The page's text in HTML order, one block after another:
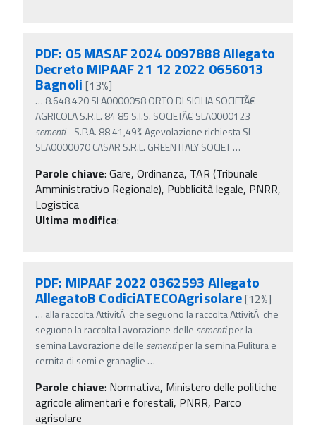
PDF: 05 MASAF 2024 0097888 Allegato
Decreto MIPAAF 21 12 2022 0656013
Bagnoli [13%]
… 8.648.420 SLA0000058 ORTO DI SICILIA SOCIETÃ€
AGRICOLA S.R.L. 84 85 S.I.S. SOCIETÃ€ SLA0000123
sementi- S.P.A. 88 41,49% Agevolazione richiesta SI
SLA0000070 CASAR S.R.L. GREEN ITALY SOCIET…
Parole chiave: Gare, Ordinanza, TAR (Tribunale
Amministrativo Regionale), Pubblicità legale, PNRR,
Logistica
Ultima modifica:
PDF: MIPAAF 2022 0362593 Allegato
AllegatoB CodiciATECOAgrisolare[12%]
… alla raccolta AttivitÃ che seguono la raccolta AttivitÃ che
seguono la raccolta Lavorazione delle sementiper la
semina Lavorazione delle sementiper la semina Pulitura e
cernita di semi e granaglie …
Parole chiave: Normativa, Ministero delle politiche
agricole alimentari e forestali, PNRR, Parco
agrisolare